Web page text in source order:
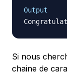
Output
Si nous
chaine de